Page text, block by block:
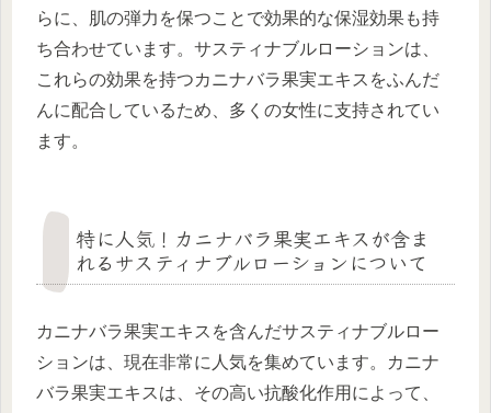
らに、肌の弾力を保つことで効果的な保湿効果も持
ち合わせています。サスティナブルローションは、
これらの効果を持つカニナバラ果実エキスをふんだ
んに配合しているため、多くの女性に支持されてい
ます。
特に人気！カニナバラ果実エキスが含ま
れるサスティナブルローションについて
カニナバラ果実エキスを含んだサスティナブルロー
ションは、現在非常に人気を集めています。カニナ
バラ果実エキスは、その高い抗酸化作用によって、